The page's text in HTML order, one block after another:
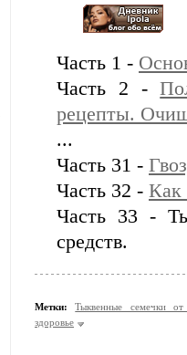
Часть 1 -
Часть 2 -
рецепты.
...
Часть 31 -
Часть 32 - Как
Часть 33 -
средств.
Метки:
Тыквенные семечки от
здоровье